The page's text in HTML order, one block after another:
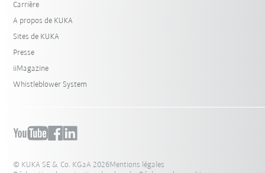
Carrière
A propos de KUKA
Sites de KUKA
Presse
iiMagazine
Whistleblower System
© KUKA SE & Co. KGaA 2026Mentions légales